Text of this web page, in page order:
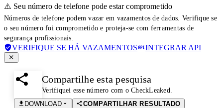
⚠️ Seu número de telefone pode estar comprometido
Números de telefone podem vazar em vazamentos de dados. Verifique se
o seu número foi comprometido e proteja-se com ferramentas de
segurança profissionais.
VERIFIQUE SE HÁ VAZAMENTOS INTEGRAR API
Compartilhe esta pesquisa
Verifiquei esse número com o CheckLeaked.
DOWNLOAD
COMPARTILHAR RESULTADO